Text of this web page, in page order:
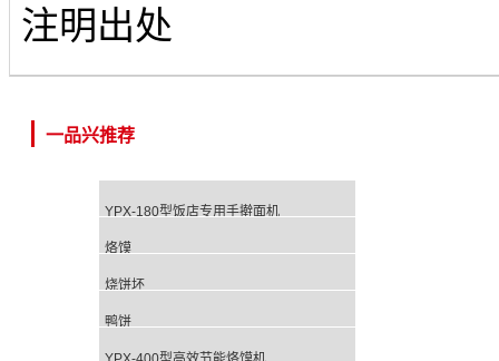
注明出处
一品兴推荐
YPX-180型饭店专用手擀面机
烙馍
烧饼坯
鸭饼